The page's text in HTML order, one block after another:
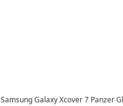
Samsung Galaxy Xcover 7 Panzer